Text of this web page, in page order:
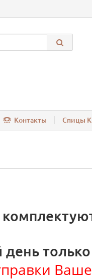
Контакты Спицы